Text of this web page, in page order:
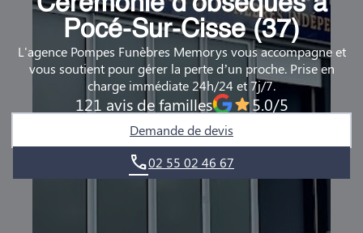
DEMANDE DE RENDEZ-VOUS EN AGENCE
QUI SOMMES-NOUS ?
NOUS REJOINDRE
Pocé-Sur-Cisse (37)
L'agence Pompes Funèbres Memorys vous accompagne et
vous soutient pour gérer la perte d’un proche. Prise en
charge immédiate 24h/24 et 7j/7.
121 avis de familles 5.0/5
Demande de devis
02 55 02 46 67